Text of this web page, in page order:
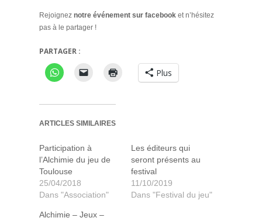
Rejoignez notre événement sur facebook et n’hésitez
pas à le partager !
PARTAGER :
Plus
ARTICLES SIMILAIRES
Participation à
l’Alchimie du jeu de
Toulouse
25/04/2018
Dans "Association"
Les éditeurs qui
seront présents au
festival
11/10/2019
Dans "Festival du jeu"
Alchimie – Jeux –